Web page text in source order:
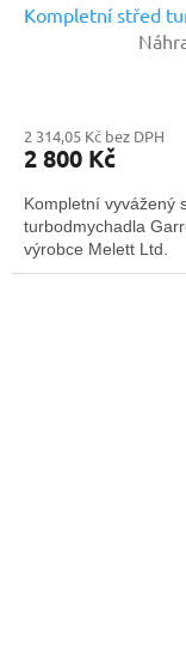
Kompletní střed
2 314,05 Kč bez DPH
2 800 Kč
Kompletní vyvážený
turbodmychadla
výrobce Melett Ltd.